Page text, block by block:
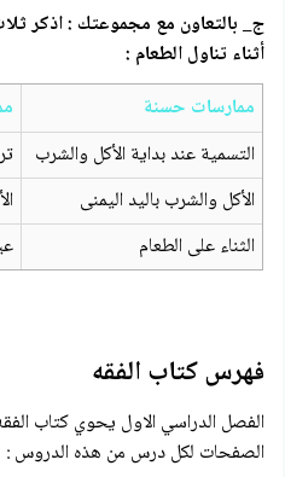
ج_ بالتعاون مع مجموعتك : اذكر
أثناء تناول الطعام :
ممارسات حسنة
التسمية عند بداية الأكل والشرب
الأكل والشرب باليد اليمنى
الثناء على الطعام
فهرس كتاب الفقه
الفصل الدراسي الاول يحوي كتاب
الصفحات لكل درس من هذه الدروس :